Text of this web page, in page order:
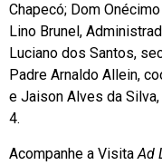
Chapecó; Dom
Lino Brunel,
Luciano dos Santos,
Padre Arnaldo Allein,
e Jaison Alves da
4.
Acompanhe a Visita Ad